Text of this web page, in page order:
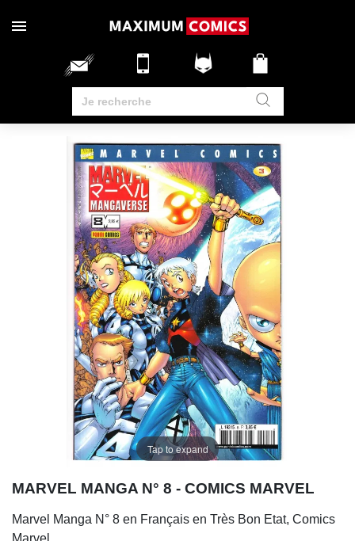
Tap to expand
MARVEL MANGA N° 8 - COMICS MARVEL
Marvel Manga N° 8 en Français en Très Bon Etat, Comics
Marvel